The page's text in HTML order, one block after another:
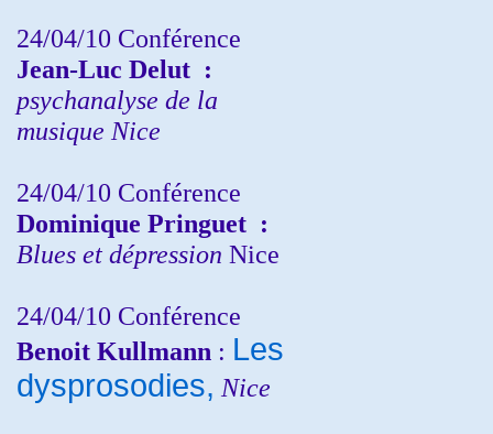
24/04/10 Conférence
Jean-Luc Delut :
psychanalyse de la
musique Nice
24/04/10 Conférence
Dominique Pringuet :
Blues et dépression Nice
24/04/10 Conférence
Benoit Kullmann : Les
dysprosodies, Nice